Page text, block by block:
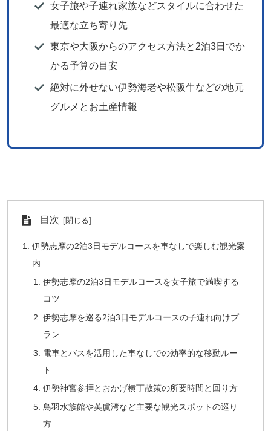
女子旅や子連れ家族などスタイルに合わせた
最適な立ち寄り先
東京や大阪からのアクセス方法と2泊3日でか
かる予算の目安
絶対に外せない伊勢海老や松阪牛などの地元
グルメとお土産情報
目次
伊勢志摩の2泊3日モデルコースを車なしで楽しむ観光案
内
伊勢志摩の2泊3日モデルコースを女子旅で満喫する
コツ
伊勢志摩を巡る2泊3日モデルコースの子連れ向けプ
ラン
電車とバスを活用した車なしでの効率的な移動ルー
ト
伊勢神宮参拝とおかげ横丁散策の所要時間と回り方
鳥羽水族館や英虞湾など主要な観光スポットの巡り
方